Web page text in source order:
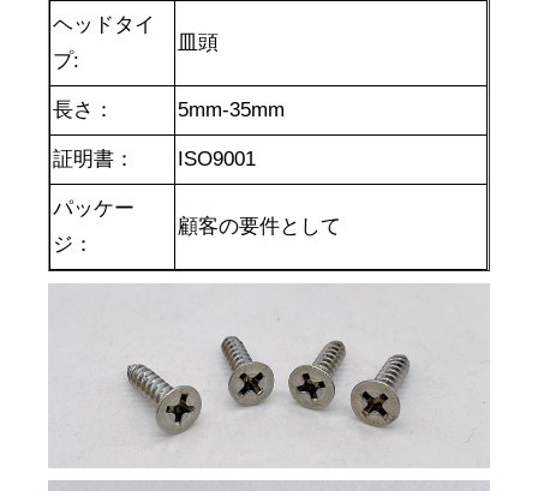
ヘッドタイ
プ:
皿頭
長さ： 5mm-35mm
証明書： ISO9001
パッケー
ジ：
顧客の要件として